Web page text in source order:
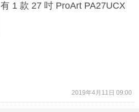
有 1 款 27 吋 ProArt PA27UCX
2019年4月11日 09:00